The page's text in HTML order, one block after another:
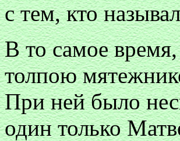
с тем, кто
В то самое
толпою
При ней было
один только